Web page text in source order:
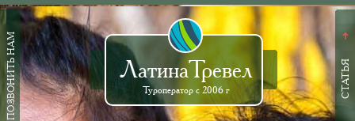
ЛатинаТревел
Туроператор с 2006 г
ПОЗВОНИТЬ НАМ ➜
СТАТЬЯ